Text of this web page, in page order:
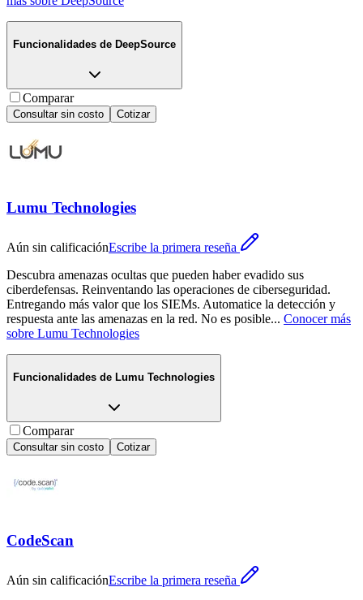
Funcionalidades de DeepSource
Comparar
Consultar sin costo Cotizar
Lumu Technologies
Aún sin calificaciónEscribe la primera reseña
Descubra amenazas ocultas que pueden haber evadido sus
ciberdefensas. Reinventando las operaciones de ciberseguridad.
Entregando más valor que los SIEMs. Automatice la detección y
respuesta ante las amenazas en la red. No es posible... Conocer más
sobre Lumu Technologies
Funcionalidades de Lumu Technologies
Comparar
Consultar sin costo Cotizar
CodeScan
Aún sin calificaciónEscribe la primera reseña